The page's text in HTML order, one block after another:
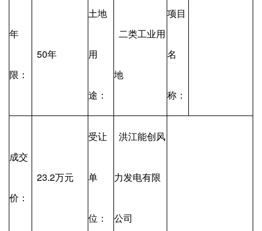
年
限：
50年
土地
用
途：
二类工业用
地
项目
名
称：
成交
价：
23.2万元
受让
单
位：
洪江能创风
力发电有限
公司